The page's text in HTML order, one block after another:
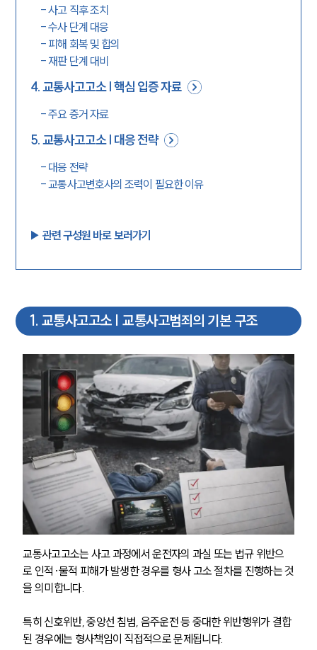
-사고 직후 조치
-수사 단계 대응
- 피해 회복 및 합의
- 재판 단계 대비
4.교통사고고소 | 핵심 입증 자료
-주요 증거 자료
5.교통사고고소 | 대응 전략
- 대응 전략
-교통사고변호사의 조력이 필요한 이유
▶︎ 관련 구성원 바로 보러가기
1 . 교통사고고소 | 교통사고범죄의 기본 구조
교통사고고소는 사고 과정에서 운전자의 과실 또는 법규 위반으
로 인적·물적 피해가 발생한 경우를 형사 고소 절차를 진행하는 것
을 의미합니다.
특히 신호위반, 중앙선 침범, 음주운전 등 중대한 위반행위가 결합
된 경우에는 형사책임이 직접적으로 문제됩니다.